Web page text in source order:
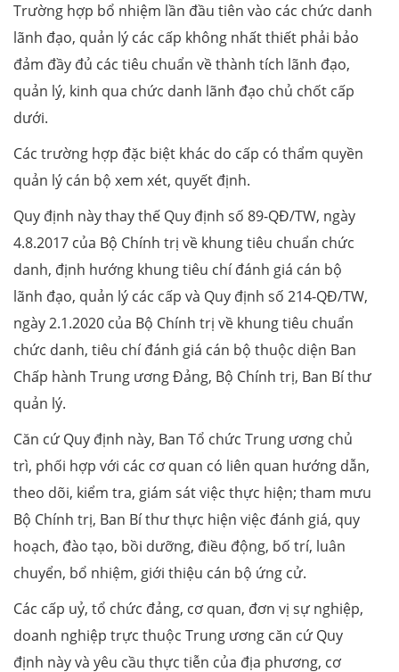
Trường hợp bổ nhiệm lần đầu tiên vào các chức danh
lãnh đạo, quản lý các cấp không nhất thiết phải bảo
đảm đầy đủ các tiêu chuẩn về thành tích lãnh đạo,
quản lý, kinh qua chức danh lãnh đạo chủ chốt cấp
dưới.
Các trường hợp đặc biệt khác do cấp có thẩm quyền
quản lý cán bộ xem xét, quyết định.
Quy định này thay thế Quy định số 89-QĐ/TW, ngày
4.8.2017 của Bộ Chính trị về khung tiêu chuẩn chức
danh, định hướng khung tiêu chí đánh giá cán bộ
lãnh đạo, quản lý các cấp và Quy định số 214-QĐ/TW,
ngày 2.1.2020 của Bộ Chính trị về khung tiêu chuẩn
chức danh, tiêu chí đánh giá cán bộ thuộc diện Ban
Chấp hành Trung ương Đảng, Bộ Chính trị, Ban Bí thư
quản lý.
Căn cứ Quy định này, Ban Tổ chức Trung ương chủ
trì, phối hợp với các cơ quan có liên quan hướng dẫn,
theo dõi, kiểm tra, giám sát việc thực hiện; tham mưu
Bộ Chính trị, Ban Bí thư thực hiện việc đánh giá, quy
hoạch, đào tạo, bồi dưỡng, điều động, bố trí, luân
chuyển, bổ nhiệm, giới thiệu cán bộ ứng cử.
Các cấp uỷ, tổ chức đảng, cơ quan, đơn vị sự nghiệp,
doanh nghiệp trực thuộc Trung ương căn cứ Quy
định này và yêu cầu thực tiễn của địa phương, cơ